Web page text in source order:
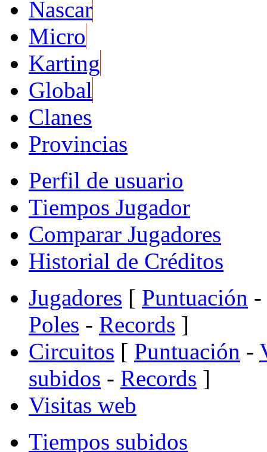
Nascar
Micro
Karting
Global
Clanes
Provincias
Perfil de usuario
Tiempos Jugador
Comparar Jugadores
Historial de Créditos
Jugadores [ Puntuación -
Poles - Records ]
Circuitos [ Puntuación -
subidos - Records ]
Visitas web
Tiempos subidos